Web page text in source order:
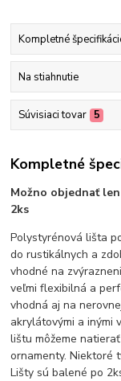
Kompletné
Na stiahnutie
Súvisiaci tovar 5
Kompletné
Možno objednať
2ks
Polystyrénová lišta
do rustikálnych a
vhodné na
veľmi flexibilná a
vhodná aj na
akrylátovými a inými
lištu môžeme
ornamenty. Niektoré
Lišty sú balené po